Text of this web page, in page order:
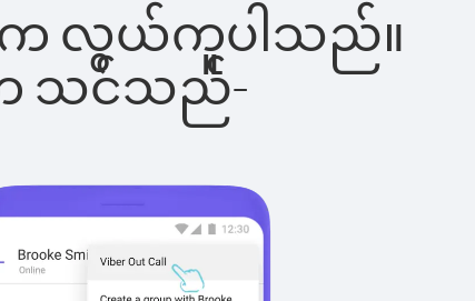
င်းက လွယ်ကူပါသည်။
က သင်သည်-